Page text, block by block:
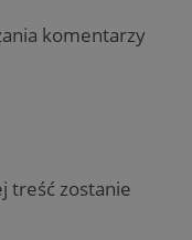
komentarzy
treść zostanie